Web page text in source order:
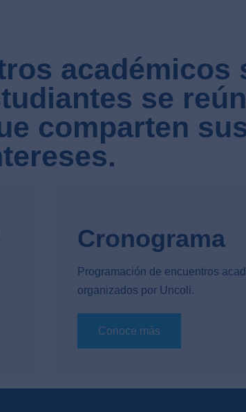
académicos
se
comparten
Cronograma
Programación de encuentros
organizados por Uncoli.
Conoce más